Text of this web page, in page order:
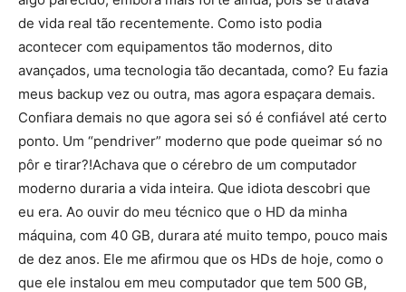
de vida real tão recentemente. Como isto podia
acontecer com equipamentos tão modernos, dito
avançados, uma tecnologia tão decantada, como? Eu fazia
meus backup vez ou outra, mas agora espaçara demais.
Confiara demais no que agora sei só é confiável até certo
ponto. Um “pendriver” moderno que pode queimar só no
pôr e tirar?!Achava que o cérebro de um computador
moderno duraria a vida inteira. Que idiota descobri que
eu era. Ao ouvir do meu técnico que o HD da minha
máquina, com 40 GB, durara até muito tempo, pouco mais
de dez anos. Ele me afirmou que os HDs de hoje, como o
que ele instalou em meu computador que tem 500 GB,